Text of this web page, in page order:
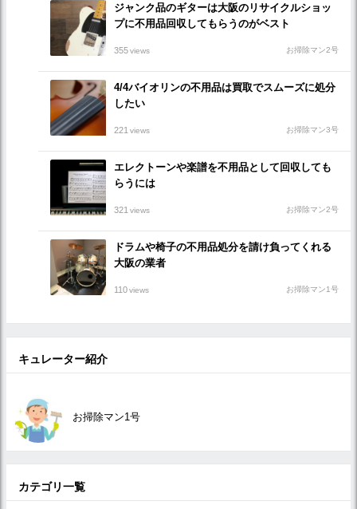
ジャンク品のギターは大阪のリサイクルショッ
プに不用品回収してもらうのがベスト
355views お掃除マン2号
4/4バイオリンの不用品は買取でスムーズに処分
したい
221 views お掃除マン3号
エレクトーンや楽譜を不用品として回収しても
らうには
321 views お掃除マン2号
ドラムや椅子の不用品処分を請け負ってくれる
大阪の業者
110views お掃除マン1号
キュレーター紹介
お掃除マン1号
カテゴリ一覧